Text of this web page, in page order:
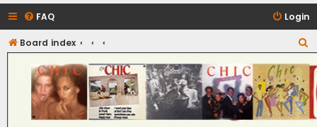
FAQ Login
Board index
a
r
c
CHIC - The Best of Funk